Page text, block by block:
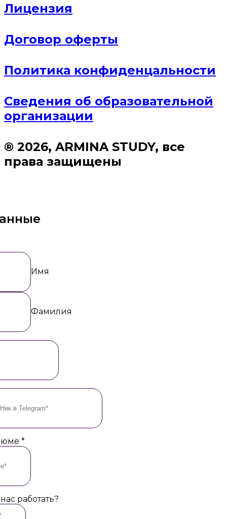
Лицензия
Договор оферты
Политика конфиденцальности
Сведения об образовательной
организации
® 2026, ARMINA STUDY, все
права защищены
Имя
Фамилия
*
работать?